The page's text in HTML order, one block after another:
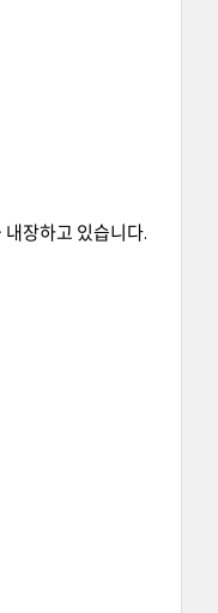
장하고 있습니다.